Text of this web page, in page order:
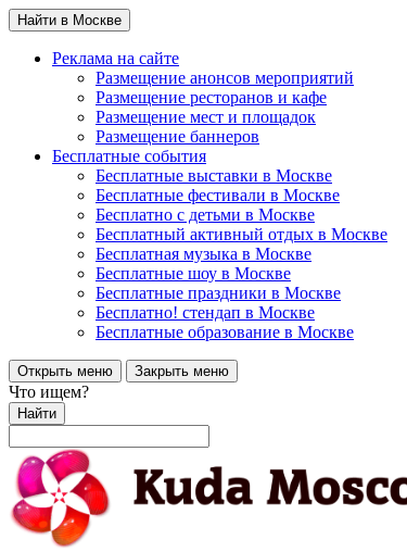
Найти в Москве
Реклама на сайте
Размещение анонсов мероприятий
Размещение ресторанов и кафе
Размещение мест и площадок
Размещение баннеров
Бесплатные события
Бесплатные выставки в Москве
Бесплатные фестивали в Москве
Бесплатно с детьми в Москве
Бесплатный активный отдых в Москве
Бесплатная музыка в Москве
Бесплатные шоу в Москве
Бесплатные праздники в Москве
Бесплатно! стендап в Москве
Бесплатные образование в Москве
Открыть меню Закрыть меню
Что ищем?
Найти